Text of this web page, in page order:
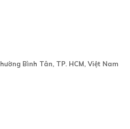
Bình Tân, TP. HCM, Việt Nam